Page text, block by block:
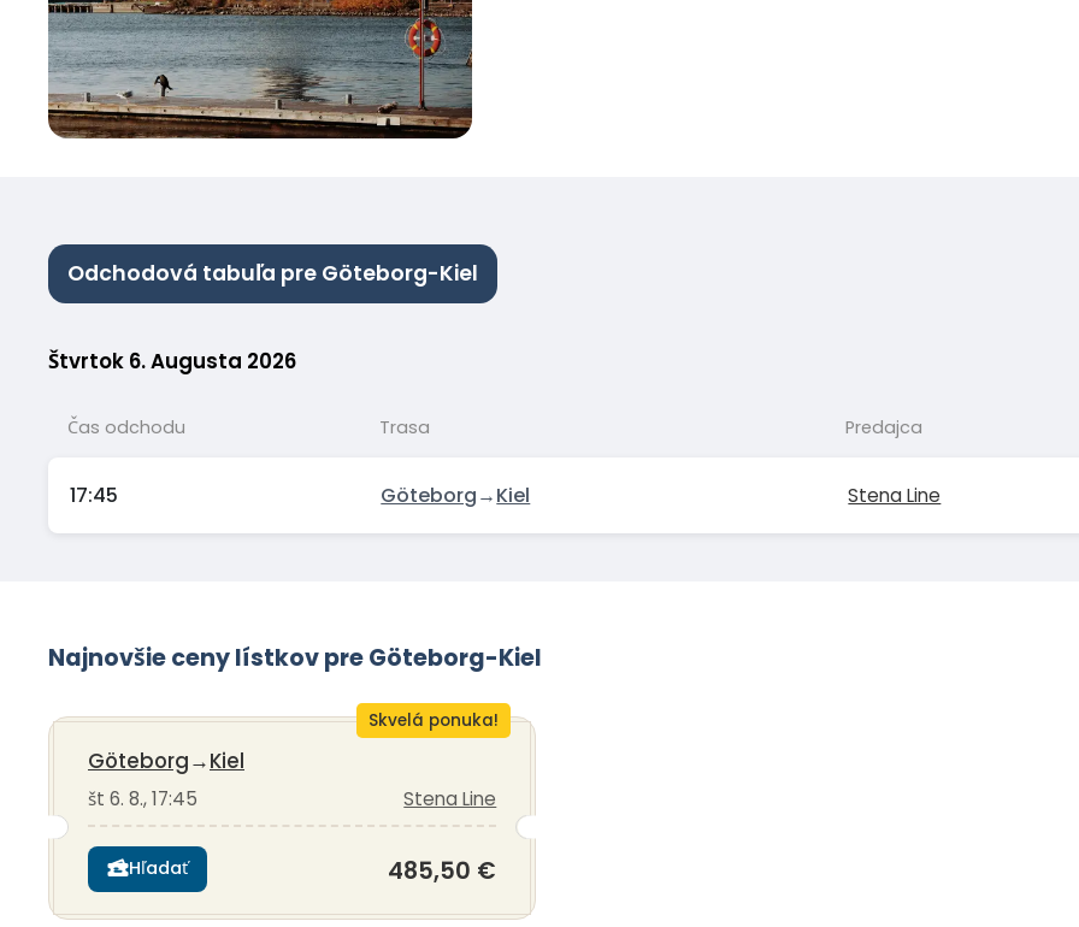
Odchodová tabuľa pre Göteborg-Kiel
Štvrtok 6. Augusta 2026
Čas odchodu Trasa Predajca
17:45 Göteborg→Kiel Stena Line
Najnovšie ceny lístkov pre Göteborg-Kiel
Skvelá ponuka!
Göteborg→Kiel
št 6. 8., 17:45 Stena Line
Hľadať 485,50 €